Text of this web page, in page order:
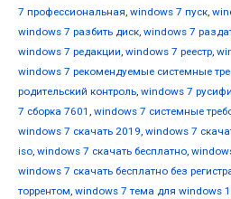
7 профессиональная, windows 7 пуск,
windows 7 разбить диск, windows 7
windows 7 редакции, windows 7 реестр,
windows 7 рекомендуемые системные
родительский контроль, windows 7
7 сборка 7601 , windows 7 системные
windows 7 скачать 2019, windows 7
iso, windows 7 скачать бесплатно,
windows 7 скачать бесплатно без
торрентом, windows 7 тема для windows